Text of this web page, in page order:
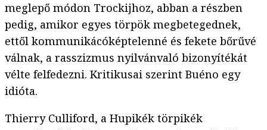
meglepő módon Trockijhoz, abban a részben
pedig, amikor egyes törpök megbetegednek,
ettől kommunikácóképtelenné és fekete bőrűvé
válnak, a rasszizmus nyilvánvaló bizonyítékát
vélte felfedezni. Kritikusai szerint Buéno egy
idióta.
Thierry Culliford, a Hupikék törpikék